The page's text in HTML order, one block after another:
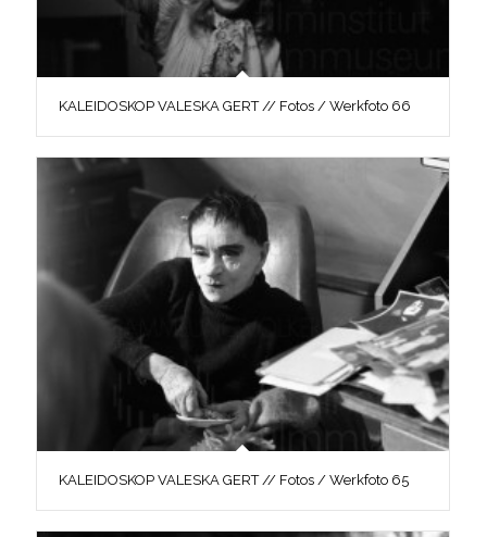
KALEIDOSKOP VALESKA GERT // Fotos / Werkfoto 66
KALEIDOSKOP VALESKA GERT // Fotos / Werkfoto 65